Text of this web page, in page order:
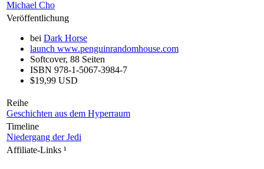
Michael Cho
Veröffentlichung
bei Dark Horse
launch www.penguinrandomhouse.com
Softcover, 88 Seiten
ISBN 978-1-5067-3984-7
$19,99 USD
Reihe
Geschichten aus dem Hyperraum
Timeline
Niedergang der Jedi
Affiliate-Links ¹